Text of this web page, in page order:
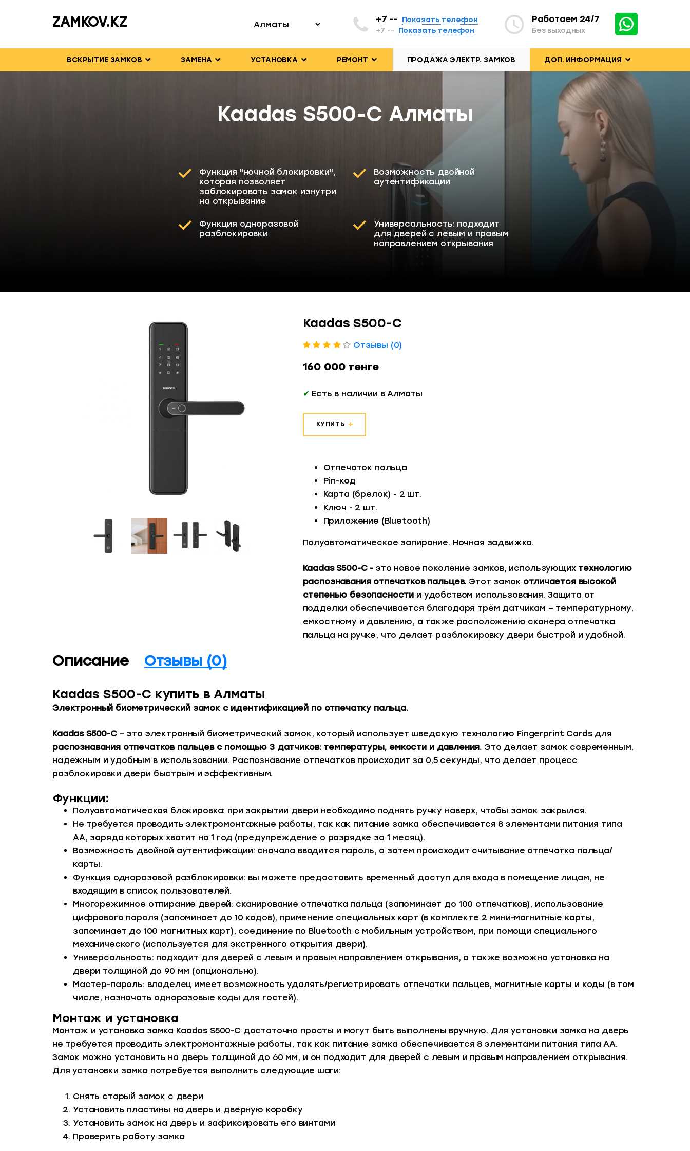
ZAMKOV.KZ +7 -- Показать телефон
+7 -- Показать телефон
Работаем 24/7
Без выходных
ВСКРЫТИЕ ЗАМКОВ ЗАМЕНА УСТАНОВКА РЕМОНТ ПРОДАЖА ЭЛЕКТР. ЗАМКОВ ДОП. ИНФОРМАЦИЯ
Kaadas S500-C Алматы
Функция "ночной блокировки",
которая позволяет
заблокировать замок изнутри
на открывание
Возможность двойной
аутентификации
Функция одноразовой
разблокировки
Универсальность: подходит
для дверей с левым и правым
направлением открывания
Kaadas S500-C
Отзывы (0)
160 000 тенге
✔ Есть в наличии в Алматы
КУПИТЬ
Отпечаток пальца
Pin-код
Карта (брелок) - 2 шт.
Ключ - 2 шт.
Приложение (Bluetooth)
Полуавтоматическое запирание. Ночная задвижка.
Kaadas S500-C - это новое поколение замков, использующих технологию
распознавания отпечатков пальцев. Этот замок отличается высокой
степенью безопасности и удобством использования. Защита от
подделки обеспечивается благодаря трём датчикам – температурному,
емкостному и давлению, а также расположению сканера отпечатка
пальца на ручке, что делает разблокировку двери быстрой и удобной.
Описание Отзывы (0)
Kaadas S500-C купить в Алматы
Электронный биометрический замок с идентификацией по отпечатку пальца.
Kaadas S500-С– это электронный биометрический замок, который использует шведскую технологию Fingerprint Cards для
распознавания отпечатков пальцев с помощью 3 датчиков: температуры, емкости и давления. Это делает замок современным,
надежным и удобным в использовании. Распознавание отпечатков происходит за 0,5 секунды, что делает процесс
разблокировки двери быстрым и эффективным.
Функции:
Полуавтоматическая блокировка: при закрытии двери необходимо поднять ручку наверх, чтобы замок закрылся.
Не требуется проводить электромонтажные работы, так как питание замка обеспечивается 8 элементами питания типа
АА, заряда которых хватит на 1 год (предупреждение о разрядке за 1 месяц).
Возможность двойной аутентификации: сначала вводится пароль, а затем происходит считывание отпечатка пальца/
карты.
Функция одноразовой разблокировки: вы можете предоставить временный доступ для входа в помещение лицам, не
входящим в список пользователей.
Многорежимное отпирание дверей: сканирование отпечатка пальца (запоминает до 100 отпечатков), использование
цифрового пароля (запоминает до 10 кодов), применение специальных карт (в комплекте 2 мини-магнитные карты,
запоминает до 100 магнитных карт), соединение по Bluetooth с мобильным устройством, при помощи специального
механического (используется для экстренного открытия двери).
Универсальность: подходит для дверей с левым и правым направлением открывания, а также возможна установка на
двери толщиной до 90 мм (опционально).
Мастер-пароль: владелец имеет возможность удалять/регистрировать отпечатки пальцев, магнитные карты и коды (в том
числе, назначать одноразовые коды для гостей).
Монтаж и установка
Монтаж и установка замка Kaadas S500-С достаточно просты и могут быть выполнены вручную. Для установки замка на дверь
не требуется проводить электромонтажные работы, так как питание замка обеспечивается 8 элементами питания типа АА.
Замок можно установить на дверь толщиной до 60 мм, и он подходит для дверей с левым и правым направлением открывания.
Для установки замка потребуется выполнить следующие шаги:
Снять старый замок с двери
Установить пластины на дверь и дверную коробку
Установить замок на дверь и зафиксировать его винтами
Проверить работу замка